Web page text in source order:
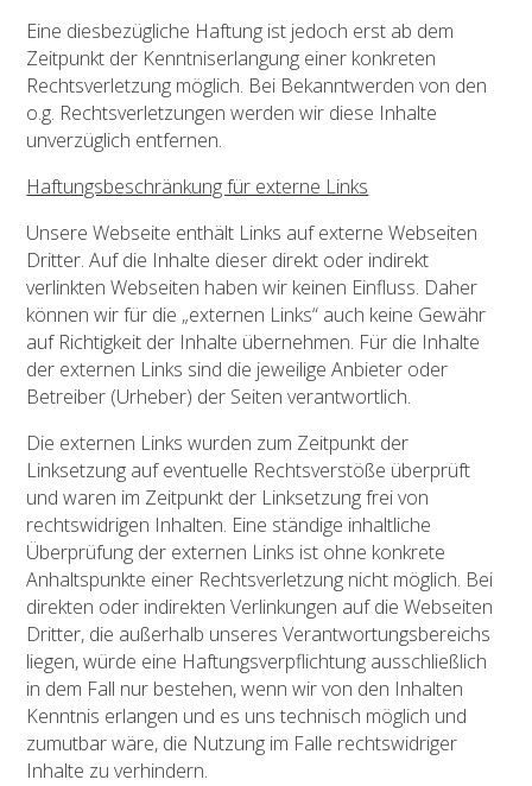
Eine diesbezügliche Haftung ist jedoch erst ab dem
Zeitpunkt der Kenntniserlangung einer konkreten
Rechtsverletzung möglich. Bei Bekanntwerden von den
o.g. Rechtsverletzungen werden wir diese Inhalte
unverzüglich entfernen.
Haftungsbeschränkung für externe Links
Unsere Webseite enthält Links auf externe Webseiten
Dritter. Auf die Inhalte dieser direkt oder indirekt
verlinkten Webseiten haben wir keinen Einfluss. Daher
können wir für die „externen Links“ auch keine Gewähr
auf Richtigkeit der Inhalte übernehmen. Für die Inhalte
der externen Links sind die jeweilige Anbieter oder
Betreiber (Urheber) der Seiten verantwortlich.
Die externen Links wurden zum Zeitpunkt der
Linksetzung auf eventuelle Rechtsverstöße überprüft
und waren im Zeitpunkt der Linksetzung frei von
rechtswidrigen Inhalten. Eine ständige inhaltliche
Überprüfung der externen Links ist ohne konkrete
Anhaltspunkte einer Rechtsverletzung nicht möglich. Bei
direkten oder indirekten Verlinkungen auf die Webseiten
Dritter, die außerhalb unseres Verantwortungsbereichs
liegen, würde eine Haftungsverpflichtung ausschließlich
in dem Fall nur bestehen, wenn wir von den Inhalten
Kenntnis erlangen und es uns technisch möglich und
zumutbar wäre, die Nutzung im Falle rechtswidriger
Inhalte zu verhindern.